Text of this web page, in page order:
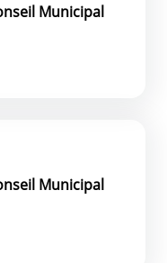
Municipal
Municipal